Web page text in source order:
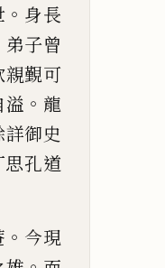
。 身長
弟子曾
親覲可
溢 。 龍
詳御史
思孔道
。 今現